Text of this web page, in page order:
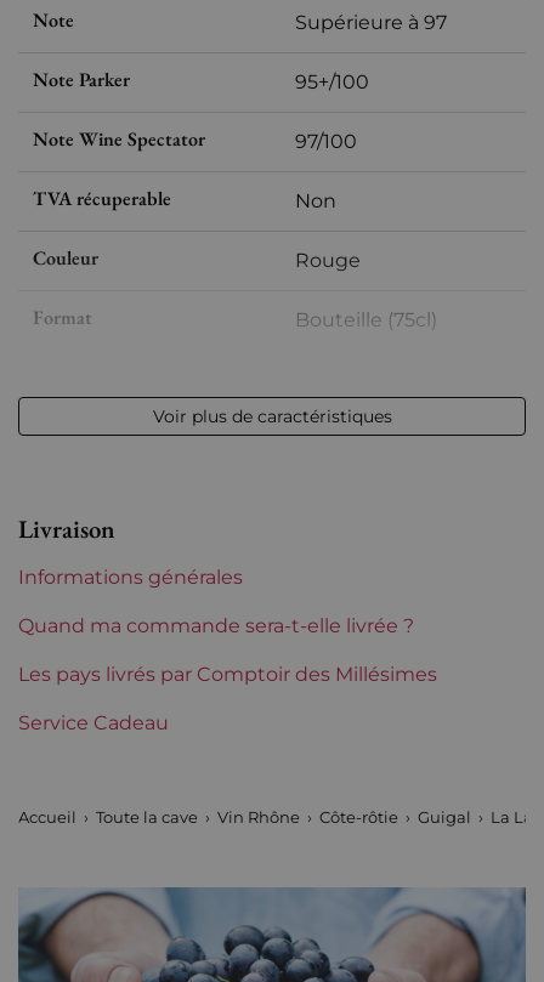
Note Supérieure à 97
Note Parker 95+/100
Note Wine Spectator 97/100
TVA récuperable Non
Couleur Rouge
Format Bouteille (75cl)
Volume 12,50 % vol - 75 cl
Etiquette Parfaite
Région Rhône
Domaines du Rhône
Voir plus de caractéristiques
Livraison
Informations générales
Quand ma commande sera-t-elle livrée ?
Les pays livrés par Comptoir des Millésimes
Service Cadeau
Accueil Toute la cave Vin Rhône Côte-rôtie Guigal La